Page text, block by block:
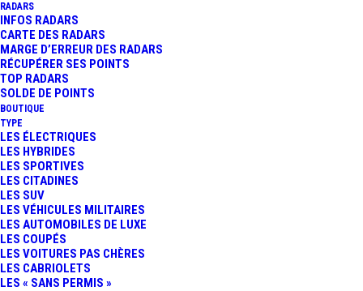
RADARS
INFOS RADARS
CARTE DES RADARS
MARGE D’ERREUR DES RADARS
RÉCUPÉRER SES POINTS
TOP RADARS
SOLDE DE POINTS
BOUTIQUE
TYPE
LES ÉLECTRIQUES
LES HYBRIDES
LES SPORTIVES
LES CITADINES
LES SUV
LES VÉHICULES MILITAIRES
LES AUTOMOBILES DE LUXE
LES COUPÉS
LES VOITURES PAS CHÈRES
LES CABRIOLETS
LES « SANS PERMIS »
9 Minutes